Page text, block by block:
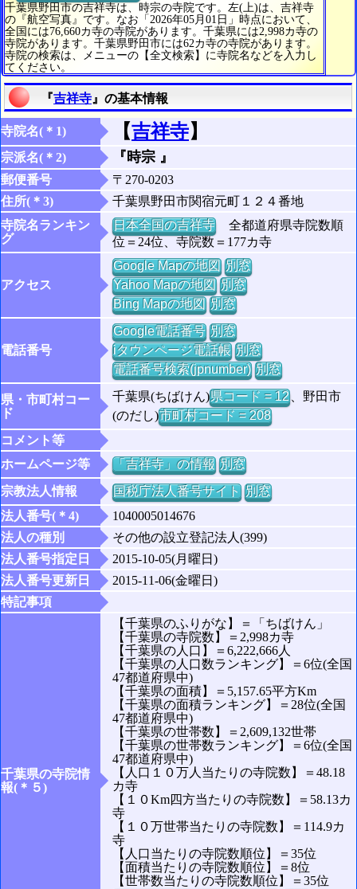
千葉県野田市の吉祥寺は、時宗の寺院です。左(上)は、吉祥寺
の『航空写真』です。なお「2026年05月01日」時点において、
全国には76,660カ寺の寺院があります。千葉県には2,998カ寺の
寺院があります。千葉県野田市には62カ寺の寺院があります。
寺院の検索は、メニューの【全文検索】に寺院名などを入力し
てください。
『吉祥寺 』の基本情報
寺院名(＊1) 【吉祥寺】
宗派名(＊2) 『時宗 』
郵便番号
〒270-0203
住所(＊3)
千葉県野田市関宿元町１２４番地
寺院名ランキン
グ
日本全国の吉祥寺全都道府県寺院数順
位＝24位、寺院数＝177カ寺
アクセス
Google Mapの地図 別窓
Yahoo Mapの地図 別窓
Bing Mapの地図 別窓
電話番号
Google電話番号 別窓
iタウンページ電話帳 別窓
電話番号検索(jpnumber) 別窓
県・市町村コー
ド
千葉県(ちばけん)県コード = 12、野田市
(のだし)市町村コード = 208
コメント等
ホームページ等
「吉祥寺」の情報 別窓
宗教法人情報
国税庁法人番号サイト 別窓
法人番号(＊4)
1040005014676
法人の種別
その他の設立登記法人(399)
法人番号指定日
2015-10-05(月曜日)
法人番号更新日
2015-11-06(金曜日)
特記事項
千葉県の寺院情
報(＊５)
【千葉県のふりがな】＝「ちばけん」
【千葉県の寺院数】＝2,998カ寺
【千葉県の人口】＝6,222,666人
【千葉県の人口数ランキング】＝6位(全国
47都道府県中)
【千葉県の面積】＝5,157.65平方Km
【千葉県の面積ランキング】＝28位(全国
47都道府県中)
【千葉県の世帯数】＝2,609,132世帯
【千葉県の世帯数ランキング】＝6位(全国
47都道府県中)
【人口１０万人当たりの寺院数】＝48.18
カ寺
【１０Km四方当たりの寺院数】＝58.13カ
寺
【１０万世帯当たりの寺院数】＝114.9カ
寺
【人口当たりの寺院数順位】＝35位
【面積当たりの寺院数順位】＝8位
【世帯数当たりの寺院数順位】＝35位